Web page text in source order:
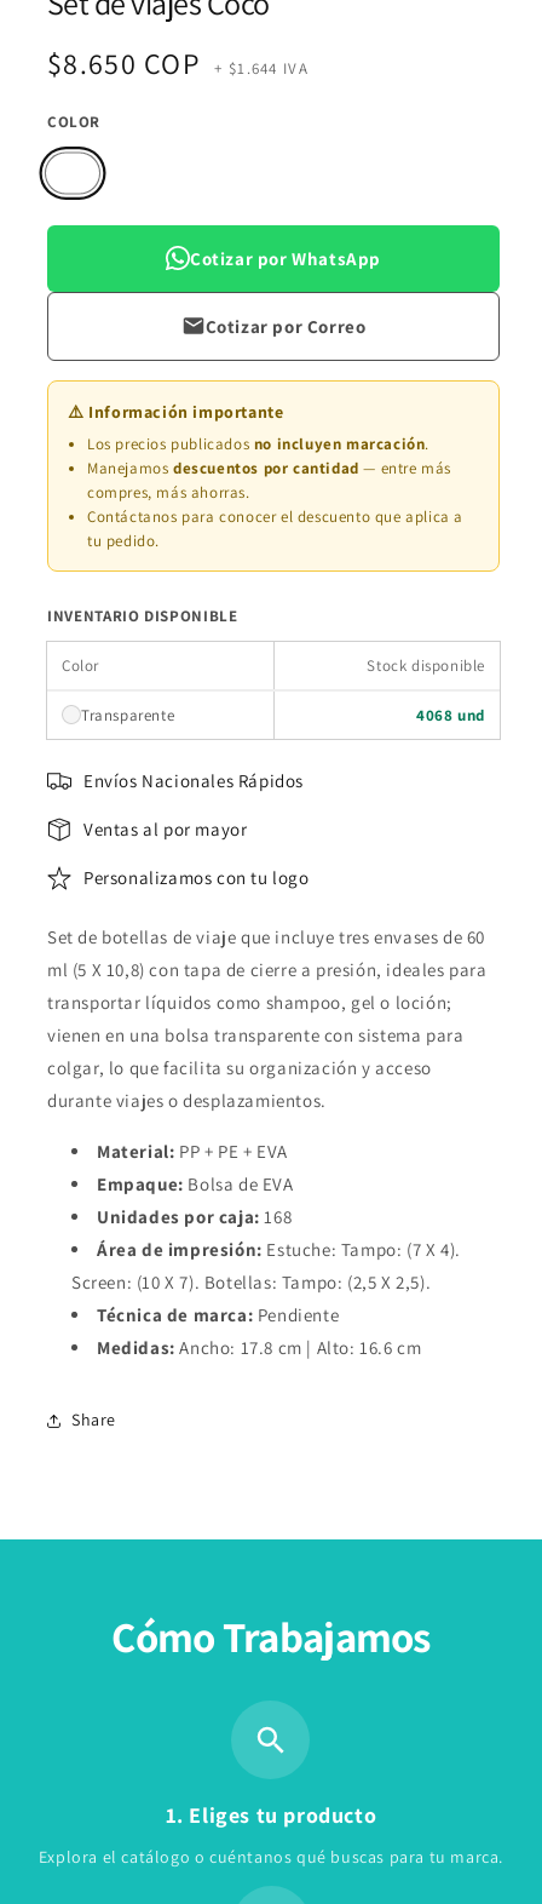
multimedia
ventana
Precio
habitual
$8.650 COP + $1.644 IVA
COLOR
Cotizar por WhatsApp
Cotizar por Correo
⚠️ Información importante
Los precios publicados no incluyen marcación.
Manejamos descuentos por cantidad — entre más
compres, más ahorras.
Contáctanos para conocer el descuento que aplica a
tu pedido.
INVENTARIO DISPONIBLE
Color Stock disponible
Transparente 4068 und
Envíos Nacionales Rápidos
Ventas al por mayor
Personalizamos con tu logo
Set de botellas de viaje que incluye tres envases de 60
ml (5 X 10,8) con tapa de cierre a presión, ideales para
transportar líquidos como shampoo, gel o loción;
vienen en una bolsa transparente con sistema para
colgar, lo que facilita su organización y acceso
durante viajes o desplazamientos.
Material: PP + PE + EVA
Empaque: Bolsa de EVA
Unidades por caja: 168
Área de impresión: Estuche: Tampo: (7 X 4).
Screen: (10 X 7). Botellas: Tampo: (2,5 X 2,5).
Técnica de marca: Pendiente
Medidas: Ancho: 17.8 cm | Alto: 16.6 cm
Share
Cómo Trabajamos
1. Eliges tu producto
Explora el catálogo o cuéntanos qué buscas para tu marca.